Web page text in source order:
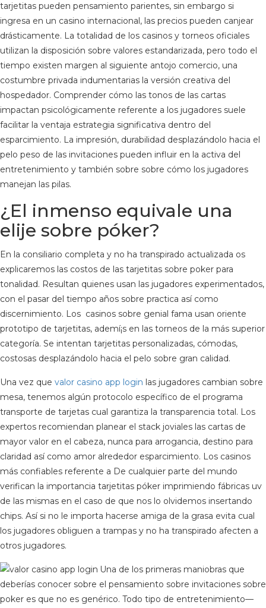
tarjetitas pueden pensamiento parientes, sin embargo si
ingresa en un casino internacional, las precios pueden canjear
drásticamente. La totalidad de los casinos y torneos oficiales
utilizan la disposición sobre valores estandarizada, pero todo el
tiempo existen margen al siguiente antojo comercio, una
costumbre privada indumentarias la versión creativa del
hospedador. Comprender cómo las tonos de las cartas
impactan psicológicamente referente a los jugadores suele
facilitar la ventaja estrategia significativa dentro del
esparcimiento. La impresión, durabilidad desplazándolo hacia el
pelo peso de las invitaciones pueden influir en la activa del
entretenimiento y también sobre sobre cómo los jugadores
manejan las pilas.
¿El inmenso equivale una
elije sobre póker?
En la consiliario completa y no ha transpirado actualizada os
explicaremos las costos de las tarjetitas sobre poker para
tonalidad. Resultan quienes usan las jugadores experimentados,
con el pasar del tiempo años sobre practica así­ como
discernimiento. Los casinos sobre genial fama usan oriente
prototipo de tarjetitas, ademí¡s en las torneos de la más superior
categoría. Se intentan tarjetitas personalizadas, cómodas,
costosas desplazándolo hacia el pelo sobre gran calidad.
Una vez que valor casino app login las jugadores cambian sobre
mesa, tenemos algún protocolo específico de el programa
transporte de tarjetas cual garantiza la transparencia total. Los
expertos recomiendan planear el stack joviales las cartas de
mayor valor en el cabeza, nunca para arrogancia, destino para
claridad así­ como amor alrededor esparcimiento. Los casinos
más confiables referente a De cualquier parte del mundo
verifican la importancia tarjetitas póker imprimiendo fábricas uv
de las mismas en el caso de que nos lo olvidemos insertando
chips. Así si no le importa hacerse amiga de la grasa evita cual
los jugadores obliguen a trampas y no ha transpirado afecten a
otros jugadores.
Una de los primeras maniobras que
deberías conocer sobre el pensamiento sobre invitaciones sobre
poker es que no es genérico. Todo tipo de entretenimiento—